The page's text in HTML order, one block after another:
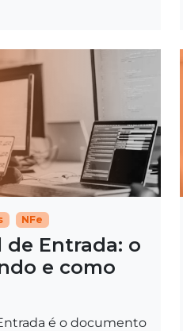
NFe
de Entrada: o
e como
é o documento